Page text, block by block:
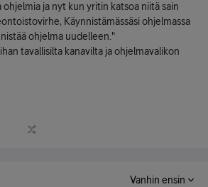
ja nyt kun yritin katsoa niitä sain
Käynnistämässäsi ohjelmassa
ohjelma uudelleen."
tavallisilta kanavilta ja ohjelmavalikon
Vanhin ensin